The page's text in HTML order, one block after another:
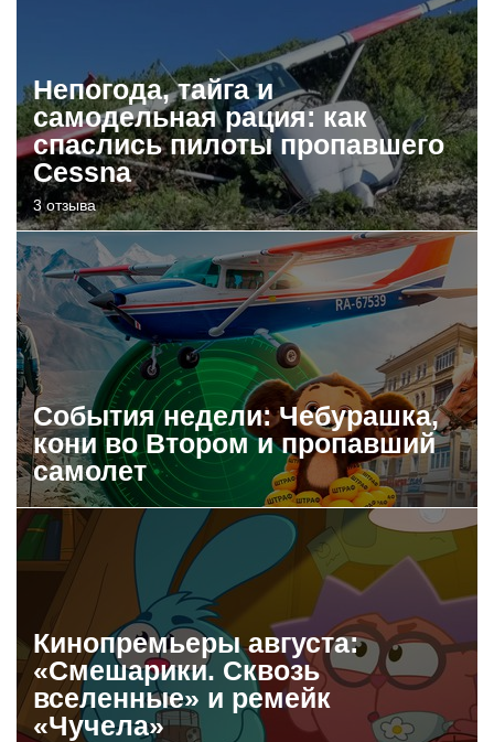
Непогода, тайга и
самодельная рация: как
спаслись пилоты пропавшего
Cessna
3 отзыва
События недели: Чебурашка,
кони во Втором и пропавший
самолет
Кинопремьеры августа:
«Смешарики. Сквозь
вселенные» и ремейк
«Чучела»